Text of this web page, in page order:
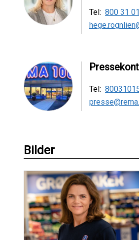
Tel: 800 31
Tel:
Bilder